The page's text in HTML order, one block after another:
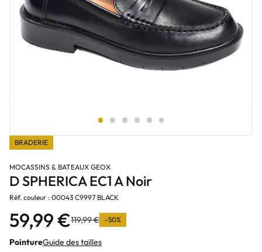
BRADERIE
MOCASSINS & BATEAUX GEOX
D SPHERICA EC1 A Noir
Réf. couleur : 00043 C9997 BLACK
59,99 €119,99 € -50%
PointureGuide des tailles